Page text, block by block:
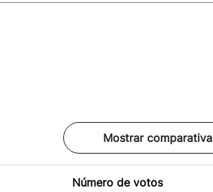
Mostrar comparativa
Número de votos